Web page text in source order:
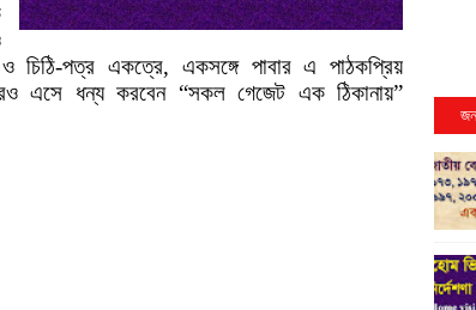
ও চিঠি-পত্র একত্রে, একসঙ্গে পাবার এ পাঠকপ্রিয়
এসে ধন্য করবেন “সকল গেজেট এক ঠিকানায়”